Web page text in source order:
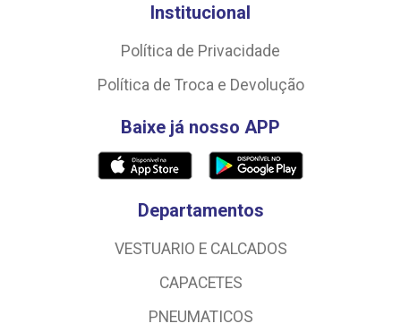
Institucional
Política de Privacidade
Política de Troca e Devolução
Baixe já nosso APP
Departamentos
VESTUARIO E CALCADOS
CAPACETES
PNEUMATICOS